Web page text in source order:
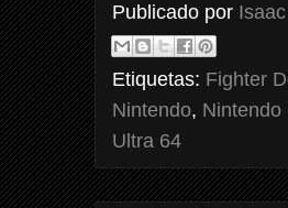
Publicado por
Etiquetas: Fighter
Nintendo, Nintendo
Ultra 64